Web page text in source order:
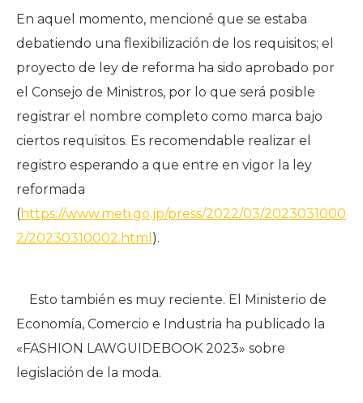
En aquel momento, mencioné que se estaba
debatiendo una flexibilización de los requisitos; el
proyecto de ley de reforma ha sido aprobado por
el Consejo de Ministros, por lo que será posible
registrar el nombre completo como marca bajo
ciertos requisitos. Es recomendable realizar el
registro esperando a que entre en vigor la ley
reformada
(https://www.meti.go.jp/press/2022/03/2023031000
2/20230310002.html ).
Esto también es muy reciente. El Ministerio de
Economía, Comercio e Industria ha publicado la
«FASHION LAWGUIDEBOOK 2023» sobre
legislación de la moda.